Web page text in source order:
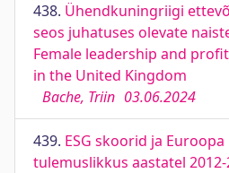
438. Ühendkuningriigi
seos juhatuses olevate
Female leadership and
in the United Kingdom
Bache, Triin 03.06.2024
439. ESG skoorid ja
tulemuslikkus aastatel 2012-